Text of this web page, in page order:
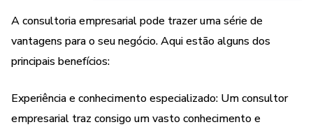
análise, serão propostas ações e estratégias para melhorar
a eficiência operacional, aumentar a produtividade, reduzir
custos, atrair e fidelizar clientes, entre outros aspectos
Além disso, o consultor empresarial também pode auxiliar
A consultoria empresarial pode trazer uma série de
vantagens para o seu negócio. Aqui estão alguns dos
principais benefícios:
Experiência e conhecimento especializado: Um consultor
empresarial traz consigo um vasto conhecimento e